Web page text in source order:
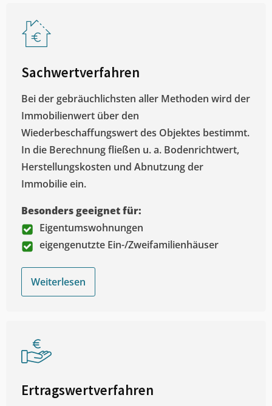
Sachwertverfahren
Bei der gebräuchlichsten aller Methoden wird der
Immobilienwert über den
Wiederbeschaffungswert des Objektes bestimmt.
In die Berechnung fließen u. a. Bodenrichtwert,
Herstellungskosten und Abnutzung der
Immobilie ein.
Besonders geeignet für:
Eigentumswohnungen
eigengenutzte Ein-/Zweifamilienhäuser
Weiterlesen
Ertragswertverfahren